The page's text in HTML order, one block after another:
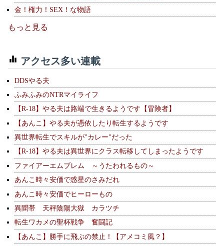
金！権力！SEX！な物語
もっと見る
アクセス多い連載
DDSやる夫
ふみふみのNTRマイライフ
【R-18】やる夫は路端で生きるようです【冒険者】
【あんこ】やる夫が憑依したり転生するようです
異世界転生でスキルが"カレー"だった
【R-18】やる夫は異世界にクラス転移してしまったようです
ファイアーエムブレム ～うたわれるもの～
あんこ時々安価で惑星のさみだれ
あんこ時々安価でヒーローもの
異聞帯 天秤陰陽大獄 カラツチ
転生ワカメの聖杯戦争 奮闘記
【あんこ】勝手に飛ぶの禁止！【アメコミ風？】